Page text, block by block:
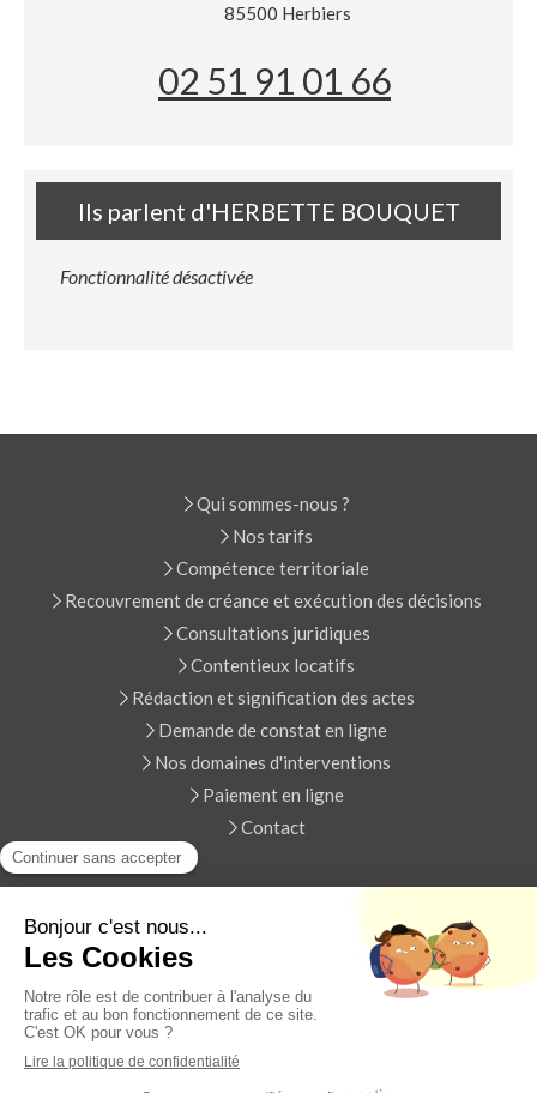
85500 Herbiers
02 51 91 01 66
Ils parlent d'HERBETTE BOUQUET
Fonctionnalité désactivée
Qui sommes-nous ?
Nos tarifs
Compétence territoriale
Recouvrement de créance et exécution des décisions
Consultations juridiques
Contentieux locatifs
Rédaction et signification des actes
Demande de constat en ligne
Nos domaines d'interventions
Paiement en ligne
Contact